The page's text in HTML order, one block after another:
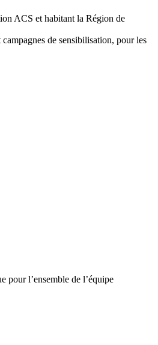
ACS et habitant la Région de
de sensibilisation, pour les
pour l’ensemble de l’équipe